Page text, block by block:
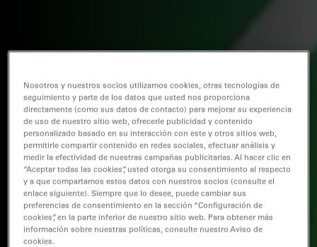
Nosotros y nuestros socios utilizamos cookies, otras tecnologías de
seguimiento y parte de los datos que usted nos proporciona
directamente (como sus datos de contacto) para mejorar su experiencia
de uso de nuestro sitio web, ofrecerle publicidad y contenido
personalizado basado en su interacción con este y otros sitios web,
permitirle compartir contenido en redes sociales, efectuar análisis y
medir la efectividad de nuestras campañas publicitarias. Al hacer clic en
“Aceptar todas las cookies”, usted otorga su consentimiento al respecto
y a que compartamos estos datos con nuestros socios (consulte el
enlace siguiente). Siempre que lo desee, puede cambiar sus
preferencias de consentimiento en la sección “Configuración de
cookies”, en la parte inferior de nuestro sitio web. Para obtener más
información sobre nuestras políticas, consulte nuestro Aviso de
cookies.